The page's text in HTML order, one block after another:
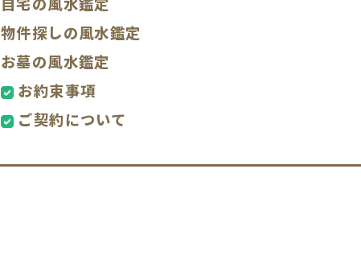
物件探しの風水鑑定
お墓の風水鑑定
お約束事項
ご契約について